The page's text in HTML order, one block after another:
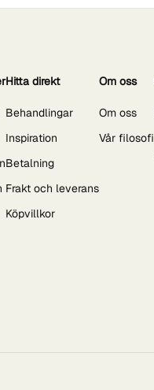
Hitta direkt
Behandlingar
Inspiration
Betalning
Frakt och leverans
Köpvillkor
Om oss
Om oss
Vår filosofi